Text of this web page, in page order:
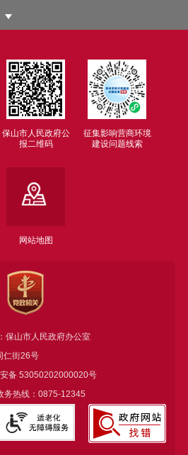
保山市人民政府公
报二维码
征集影响营商环境
建设问题线索
网站地图
保山市人民政府办公室
仁街26号
备 53050202000020号
务热线：0875-12345